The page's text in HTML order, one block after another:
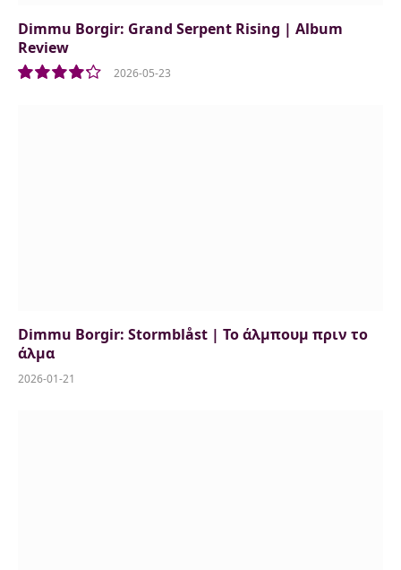
Dimmu Borgir: Grand Serpent Rising | Album
Review
2026-05-23
Dimmu Borgir: Stormblåst | Το άλμπουμ πριν το
άλμα
2026-01-21